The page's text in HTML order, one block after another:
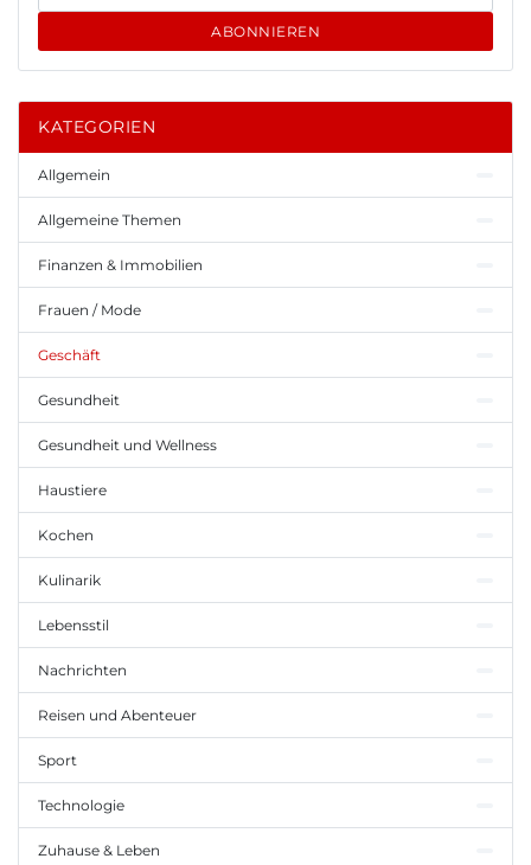
ABONNIEREN
KATEGORIEN
Allgemein
Allgemeine Themen
Finanzen & Immobilien
Frauen / Mode
Geschäft
Gesundheit
Gesundheit und Wellness
Haustiere
Kochen
Kulinarik
Lebensstil
Nachrichten
Reisen und Abenteuer
Sport
Technologie
Zuhause & Leben